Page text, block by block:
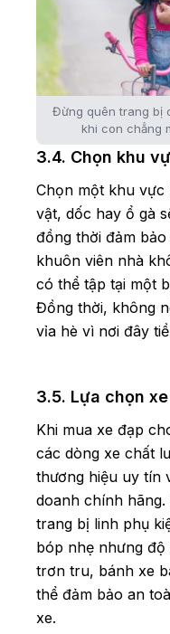
Đừng quên trang bị
khi con chẳng
3.4. Chọn khu
Chọn một khu vực
vật, dốc hay ổ gà
đồng thời đảm
khuôn viên nhà
có thể tập tại một
Đồng thời, không
vỉa hè vì nơi đây
3.5. Lựa chọn
Khi mua xe đạp
các dòng xe chất
thương hiệu uy tín
doanh chính
trang bị linh phụ
bóp nhẹ nhưng
trơn tru, bánh xe
thể đảm bảo an
xe.